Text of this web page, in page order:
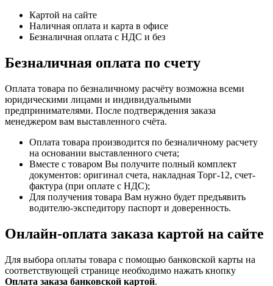
Картой на сайте
Наличная оплата и карта в офисе
Безналичная оплата с НДС и без
Безналичная оплата по счету
Оплата товара по безналичному расчёту возможна всеми
юридическими лицами и индивидуальными
предпринимателями. После подтверждения заказа
менеджером вам выставленного счёта.
Оплата товара производится по безналичному расчету
на основании выставленного счета;
Вместе с товаром Вы получите полный комплект
документов: оригинал счета, накладная Торг-12, счет-
фактура (при оплате с НДС);
Для получения товара Вам нужно будет предъявить
водителю-экспедитору паспорт и доверенность.
Онлайн-оплата заказа картой на сайте
Для выбора оплаты товара с помощью банковской карты на
соответствующей странице необходимо нажать кнопку
Оплата заказа банковской картой.